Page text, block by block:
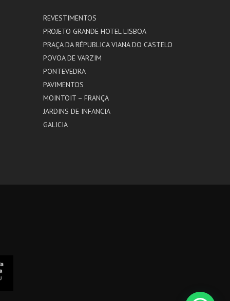
REVESTIMENTOS
PROJETO GRANDE HOTEL LISBOA
PRAÇA DA RÉPUBLICA VIANA DO CASTELO
POVOA DE VARZIM
PONTEVEDRA
PAVIMENTOS
MOINTOIT – FRANÇA
JARDINS DE INFANCIA
GALICIA